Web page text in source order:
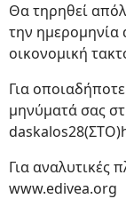
Θα τηρηθεί
την ημερομηνία
οικονομική
Για
μηνύματά σας
Για αναλυτικές
www.edivea.org